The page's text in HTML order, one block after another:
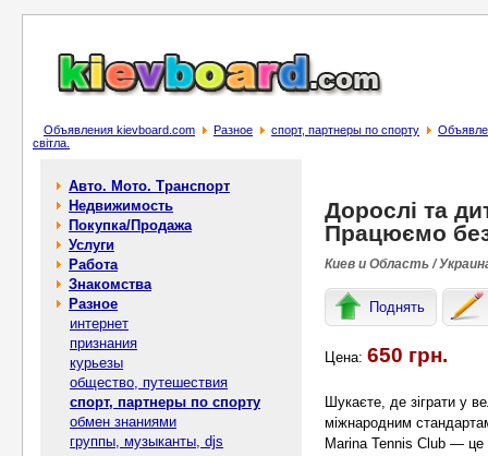
Объявления kievboard.com Разное спорт, партнеры по спорту
світла.
Авто. Мото. Транспорт
Недвижимость
Покупка/Продажа
Услуги
Работа
Знакомства
Разное
интернет
признания
курьезы
общество, путешествия
спорт, партнеры по спорту
обмен знаниями
группы, музыканты, djs
Дорослі та
Працюємо
Киев и Область /
Поднять
Цена: 650 грн.
Шукаєте, де зіграти у
міжнародним
Marina Tennis Club — це